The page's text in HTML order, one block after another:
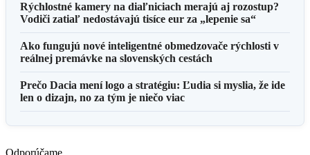
Rýchlostné kamery na diaľniciach merajú aj rozostup?
Vodiči zatiaľ nedostávajú tisíce eur za „lepenie sa“
Ako fungujú nové inteligentné obmedzovače rýchlosti v
reálnej premávke na slovenských cestách
Prečo Dacia mení logo a stratégiu: Ľudia si myslia, že ide
len o dizajn, no za tým je niečo viac